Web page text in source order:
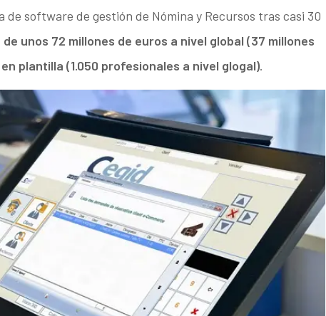
software de gestión de Nómina y Recursos tras casi 30
unos 72 millones de euros a nivel global (37 millones
plantilla (1.050 profesionales a nivel glogal).